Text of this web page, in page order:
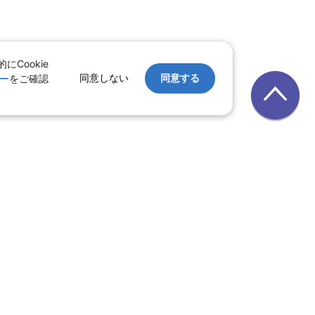
にCookie
をご確認
同意しない 同意する